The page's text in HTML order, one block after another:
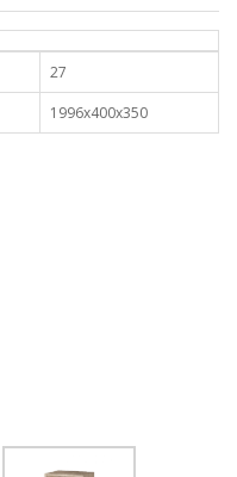
27
1996х400х350